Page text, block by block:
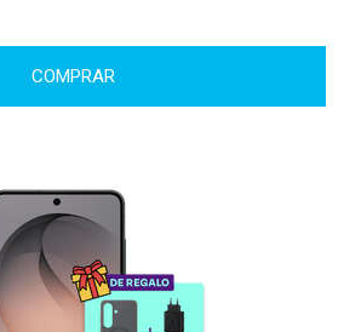
COMPRAR